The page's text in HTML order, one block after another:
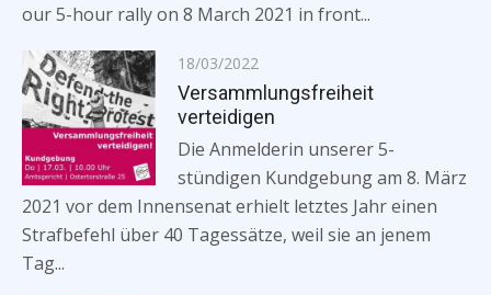
our 5-hour rally on 8 March 2021 in front...
Posted
on
18/03/2022
Versammlungsfreiheit
verteidigen
Die Anmelderin unserer 5-
stündigen Kundgebung am 8. März
2021 vor dem Innensenat erhielt letztes Jahr einen
Strafbefehl über 40 Tagessätze, weil sie an jenem
Tag...